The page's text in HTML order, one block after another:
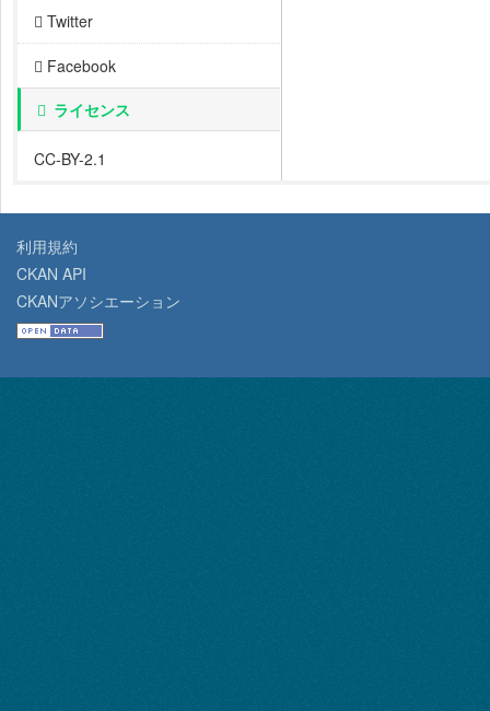
Twitter
Facebook
ライセンス
CC-BY-2.1
利用規約
CKAN API
CKANアソシエーション